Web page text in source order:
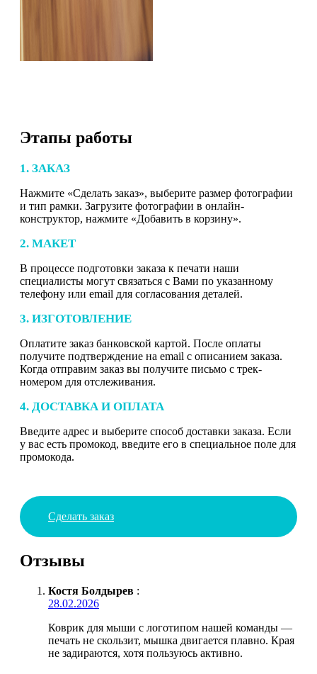
Этапы работы
1. ЗАКАЗ
Нажмите «Сделать заказ», выберите размер фотографии
и тип рамки. Загрузите фотографии в онлайн-
конструктор, нажмите «Добавить в корзину».
2. МАКЕТ
В процессе подготовки заказа к печати наши
специалисты могут связаться с Вами по указанному
телефону или email для согласования деталей.
3. ИЗГОТОВЛЕНИЕ
Оплатите заказ банковской картой. После оплаты
получите подтверждение на email с описанием заказа.
Когда отправим заказ вы получите письмо с трек-
номером для отслеживания.
4. ДОСТАВКА И ОПЛАТА
Введите адрес и выберите способ доставки заказа. Если
у вас есть промокод, введите его в специальное поле для
промокода.
Сделать заказ
Отзывы
Костя Болдырев :
28.02.2026
Коврик для мыши с логотипом нашей команды —
печать не скользит, мышка двигается плавно. Края
не задираются, хотя пользуюсь активно.